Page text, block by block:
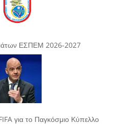
ΕΣΠΕΜ 2026-2027
για το Παγκόσμιο Κύπελλο